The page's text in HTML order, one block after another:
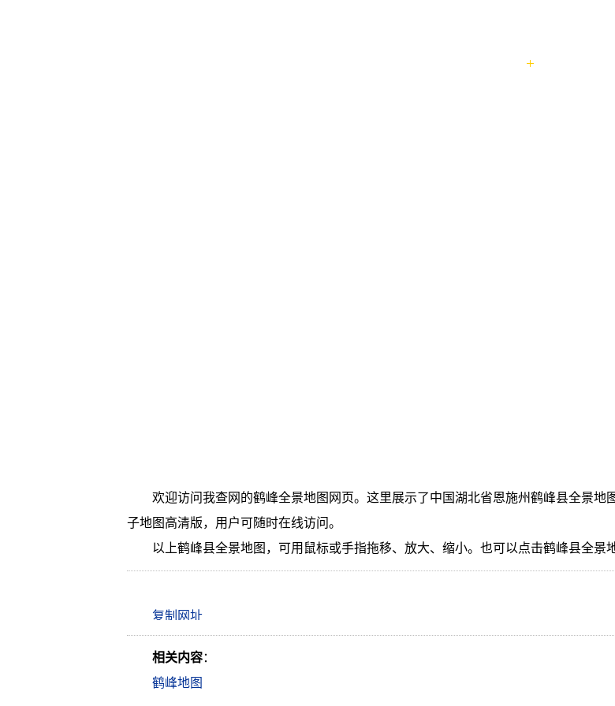
欢迎访问我查网的鹤峰全景地图网页。这里展示了中国湖北省恩施州鹤峰县全景
子地图高清版，用户可随时在线访问。
以上鹤峰县全景地图，可用鼠标或手指拖移、放大、缩小。也可以点击鹤峰县全景
相关内容：
鹤峰地图